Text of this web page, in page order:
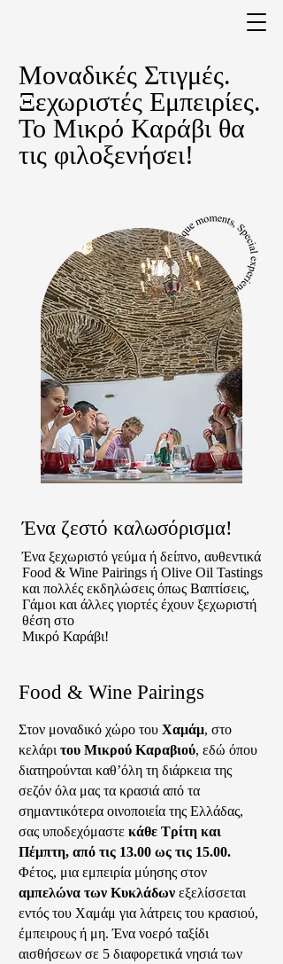
Μοναδικές Στιγμές.
Ξεχωριστές Εμπειρίες.
Το Μικρό Καράβι θα
τις φιλοξενήσει!
Ένα ζεστό καλωσόρισμα!
Ένα ξεχωριστό γεύμα ή δείπνο, αυθεντικά
Food & Wine Pairings ή Olive Oil Tastings
και πολλές εκδηλώσεις όπως Βαπτίσεις,
Γάμοι και άλλες γιορτές έχουν ξεχωριστή
θέση στο
Μικρό Καράβι!
Food & Wine Pairings
Στον μοναδικό χώρο του Χαμάμ, στο
κελάρι του Μικρού Καραβιού, εδώ όπου
διατηρούνται καθ’όλη τη διάρκεια της
σεζόν όλα μας τα κρασιά από τα
σημαντικότερα οινοποιεία της Ελλάδας,
σας υποδεχόμαστε κάθε Τρίτη και
Πέμπτη, από τις 13.00 ως τις 15.00.
Φέτος, μια εμπειρία μύησης στον
αμπελώνα των Κυκλάδων εξελίσσεται
εντός του Χαμάμ για λάτρεις του κρασιού,
έμπειρους ή μη. Ένα νοερό ταξίδι
αισθήσεων σε 5 διαφορετικά νησιά των